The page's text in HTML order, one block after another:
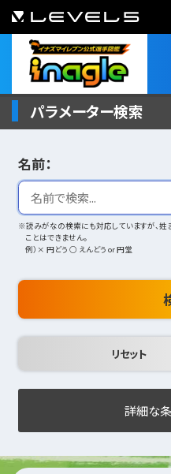
パラメーター検索
名前：
※読みがなの検索にも対応していますが、
ことはできません。
例）× 円どう ○ えんどう or 円堂
詳細な